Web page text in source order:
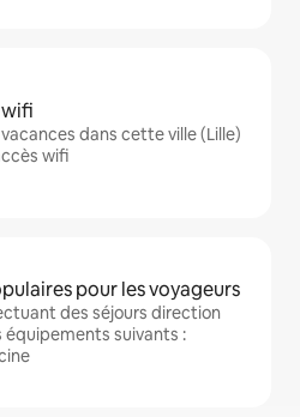
dans cette ville (Lille)
wifi
pour les voyageurs
des séjours direction
équipements suivants :